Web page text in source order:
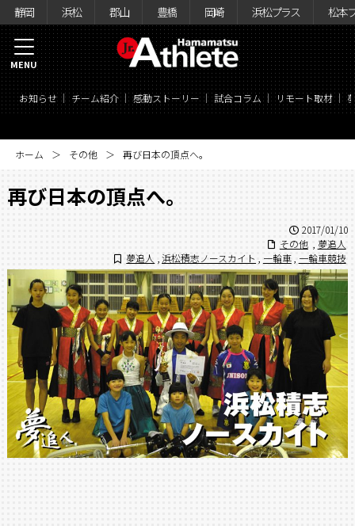
静岡 浜松 郡山 豊橋 岡崎 浜松プラス 松本
お知らせ チーム紹介 感動ストーリー 試合コラム リモート取材
MENU
ホーム その他 再び日本の頂点へ。
再び日本の頂点へ。
2017/01/10
その他 , 夢追人
夢追人
浜松積志ノースカイト 一輪車 一輪車競技